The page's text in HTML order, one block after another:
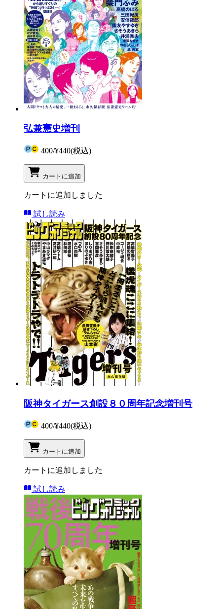
弘兼憲史増刊
400/¥440(税込)
カートに追加
カートに追加しました
試し読み
阪神タイガース創設８０周年記念増刊号
400/¥440(税込)
カートに追加
カートに追加しました
試し読み